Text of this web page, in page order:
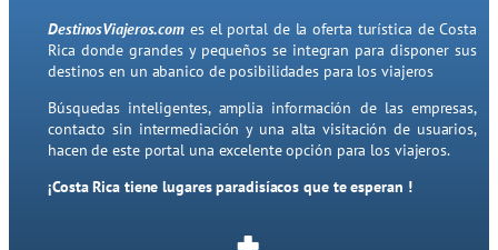
DestinosViajeros.com es el portal de la oferta turística de Costa
Rica donde grandes y pequeños se integran para disponer sus
destinos en un abanico de posibilidades para los viajeros
Búsquedas inteligentes, amplia información de las empresas,
contacto sin intermediación y una alta visitación de usuarios,
hacen de este portal una excelente opción para los viajeros.
¡Costa Rica tiene lugares paradisíacos que te esperan !